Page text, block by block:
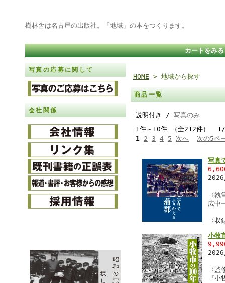
樹林舎は名古屋の出版社。「地域」の本をつくります。
カートをみる
写真の応募に関して
会社関係
HOME > 地域から探す
商品一覧
説明付き / 写真のみ
1件～10件 （全212件） 1/
1 2 3 4 5 次へ 次の5ペ
写真
〈
広中
〈
小牧
〈監
『